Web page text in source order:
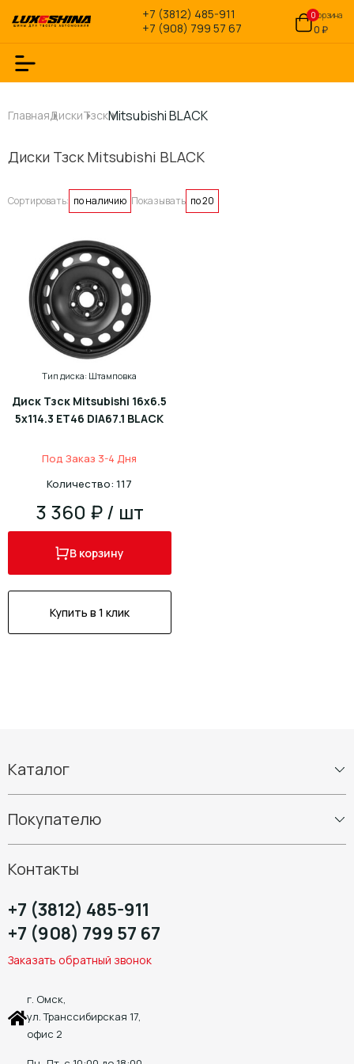
+7 (3812) 485-911
+7 (908) 799 57 67
0Корзина
0 ₽
ГлавнаяДискиТзскMitsubishi BLACK
Диски Тзск Mitsubishi BLACK
Сортировать: по наличию Показывать по 20
Тип диска: Штамповка
Диск Тзск Mitsubishi 16x6.5
5x114.3 ET46 DIA67.1 BLACK
Под Заказ 3-4 Дня
Количество: 117
3 360 ₽ / шт
В корзину
Купить в 1 клик
Каталог
Диски
Шиномонтаж
Покупателю
Контакты
+7 (3812) 485-911
+7 (908) 799 57 67
Заказать обратный звонок
г. Омск,
ул. Транссибирская 17,
офис 2